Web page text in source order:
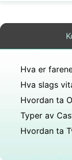
Hva slags
Typer av
Hvordan ta